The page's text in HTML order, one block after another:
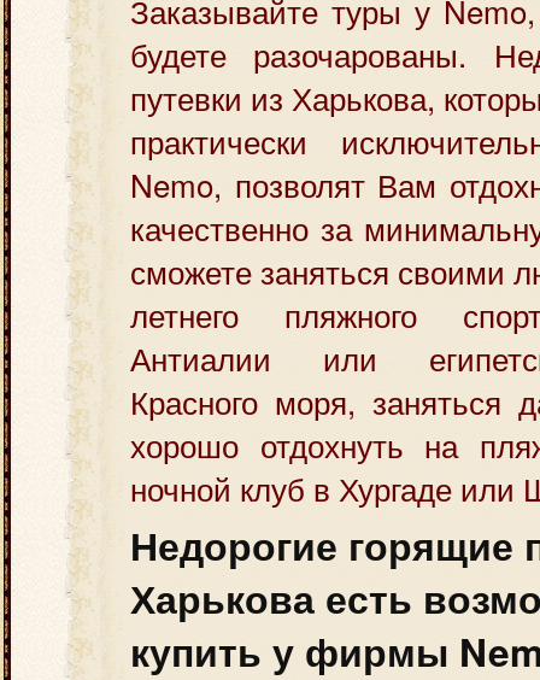
Заказывайте туры у
будете разочарованы.
путевки из Харькова,
практически
Nemo, позволят Вам
качественно за
сможете заняться
летнего пляжного
Антиалии или
Красного моря, заняться
хорошо отдохнуть на
ночной клуб в Хургаде
Недорогие горящие
Харькова есть
купить у фирмы